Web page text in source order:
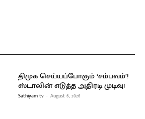
திமுக செய்யப்போகும் ‘சம்பவம்’!
ஸ்டாலின் எடுத்த அதிரடி முடிவு!
Sathiyam tv - August 6, 2026